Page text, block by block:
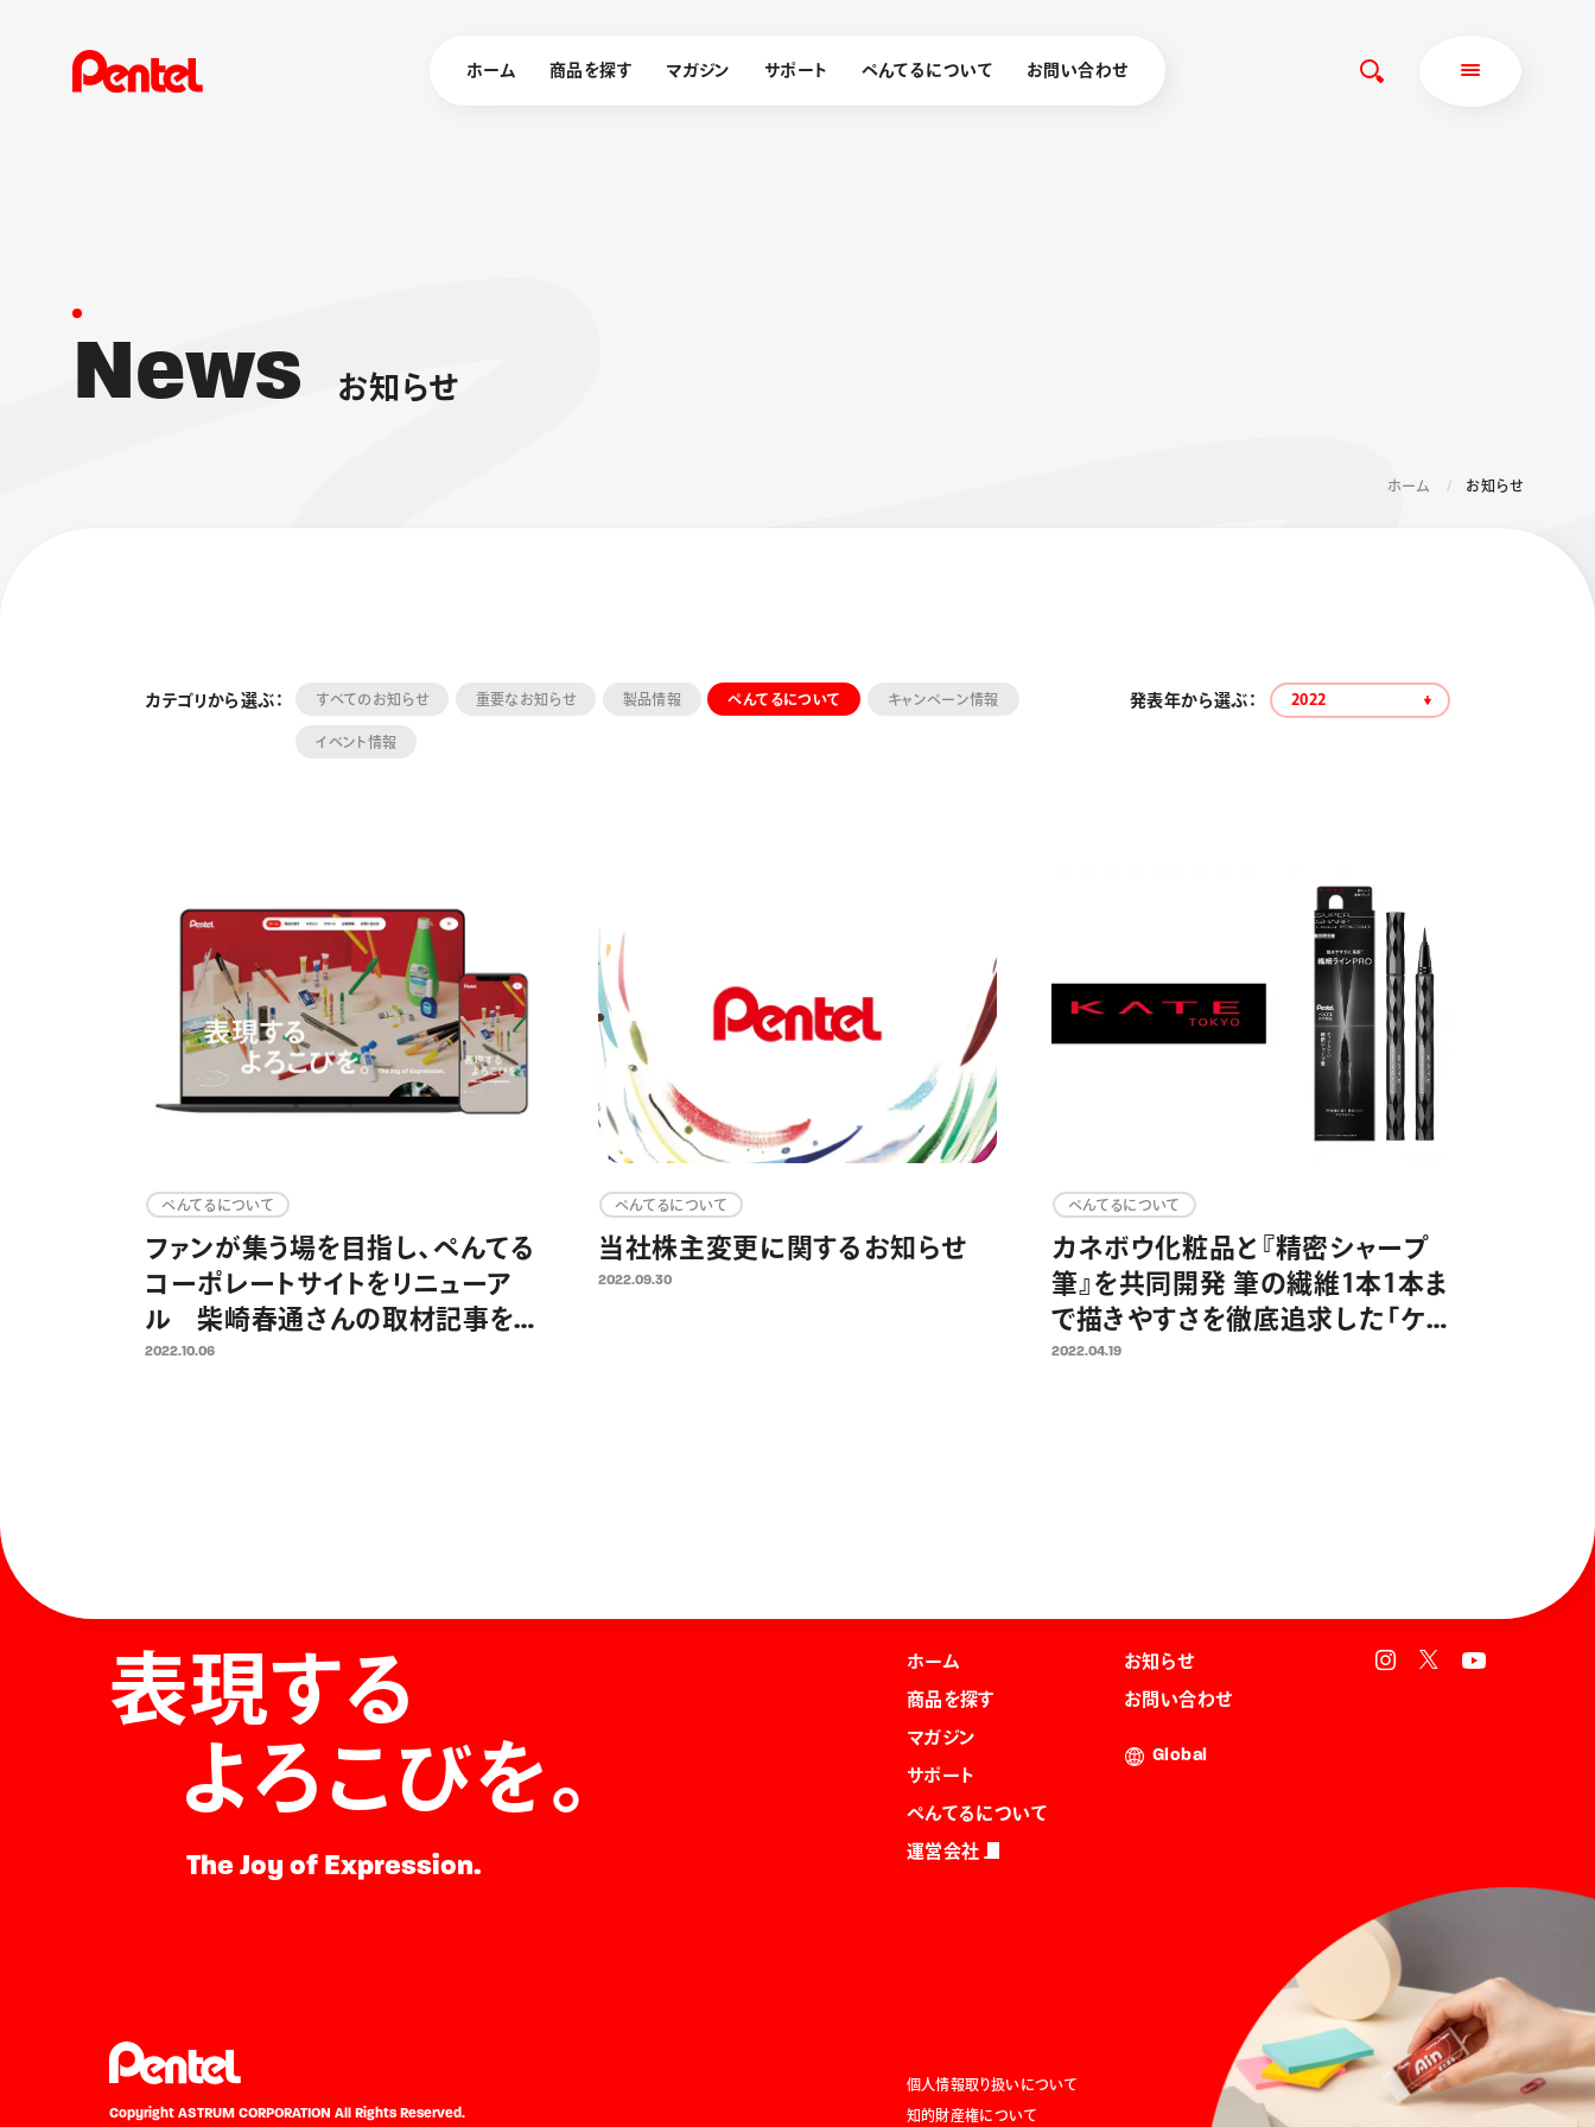
ホーム 商品を探す マガジン サポート ぺんてるについて お問い合わせ
エナージェル
シャープペン
消し具
News お知 らせ
ホーム お知らせ
カテゴリから選ぶ： すべてのお知らせ 重要なお知らせ 製品情報 ぺんてるについて キャンペーン情報
イベント情報
発表年から選ぶ： 2022
ぺんてるについて
ファンが集う場を目指し、ぺんてる
コーポレートサイトをリニューア
ル 柴崎春通さんの取材記事をは
じめとする「表現するよろこび」を
2022.10.06
ぺんてるについて
当社株主変更に関するお知らせ
2022.09.30
ぺんてるについて
カネボウ化粧品と『精密シャープ
筆』を共同開発 筆の繊維1本1本ま
で描きやすさを徹底追求した「ケイ
ト スーパーシャープライナー
2022.04.19
ホーム
商品を探す
マガジン
サポート
ぺんてるについて
運営会社
お知らせ
お問い合わせ
Global
個人情報取り扱いについて
知的財産権について
表現する
よろこびを。
The Joy of Expression.
Copyright ASTRUM CORPORATION All Rights Reserved.